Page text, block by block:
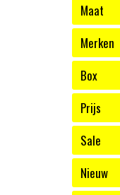
Maat
Merken
Box
Prijs
Sale
Nieuw